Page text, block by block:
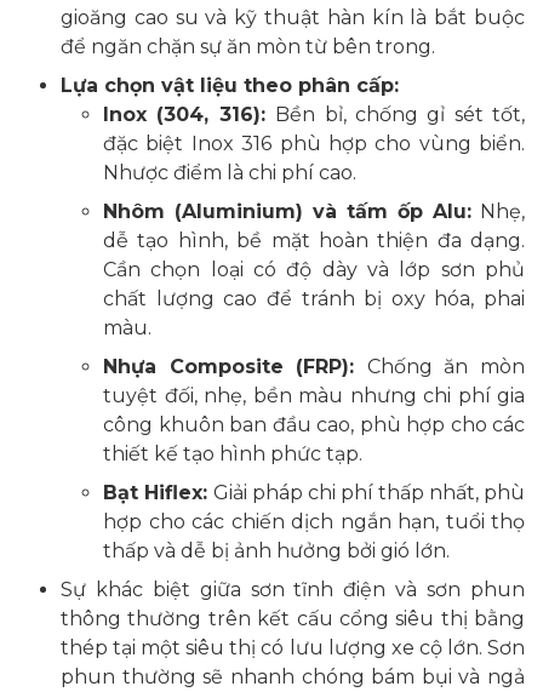
gioăng cao su và kỹ thuật hàn kín là bắt buộc
để ngăn chặn sự ăn mòn từ bên trong.
Lựa chọn vật liệu theo phân cấp:
Inox (304, 316): Bền bỉ, chống gỉ sét tốt,
đặc biệt Inox 316 phù hợp cho vùng biển.
Nhược điểm là chi phí cao.
Nhôm (Aluminium) và tấm ốp Alu: Nhẹ,
dễ tạo hình, bề mặt hoàn thiện đa dạng.
Cần chọn loại có độ dày và lớp sơn phủ
chất lượng cao để tránh bị oxy hóa, phai
màu.
Nhựa Composite (FRP): Chống ăn mòn
tuyệt đối, nhẹ, bền màu nhưng chi phí gia
công khuôn ban đầu cao, phù hợp cho các
thiết kế tạo hình phức tạp.
Bạt Hiflex: Giải pháp chi phí thấp nhất, phù
hợp cho các chiến dịch ngắn hạn, tuổi thọ
thấp và dễ bị ảnh hưởng bởi gió lớn.
Sự khác biệt giữa sơn tĩnh điện và sơn phun
thông thường trên kết cấu cổng siêu thị bằng
thép tại một siêu thị có lưu lượng xe cộ lớn. Sơn
phun thường sẽ nhanh chóng bám bụi và ngả